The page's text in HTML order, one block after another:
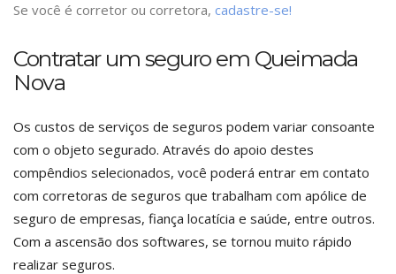
Se você é corretor ou corretora, cadastre-se!
Contratar um seguro em Queimada
Nova
Os custos de serviços de seguros podem variar consoante
com o objeto segurado. Através do apoio destes
compêndios selecionados, você poderá entrar em contato
com corretoras de seguros que trabalham com apólice de
seguro de empresas, fiança locatícia e saúde, entre outros.
Com a ascensão dos softwares, se tornou muito rápido
realizar seguros.